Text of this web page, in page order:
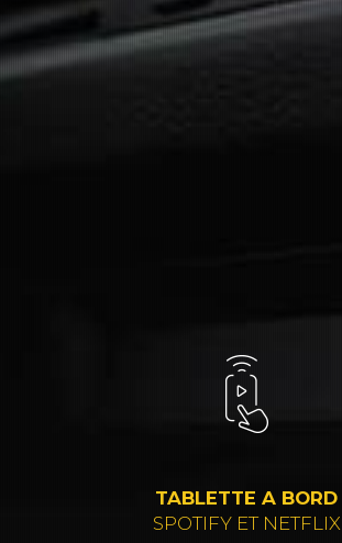
TABLETTE A BORD
SPOTIFY ET NETFLIX